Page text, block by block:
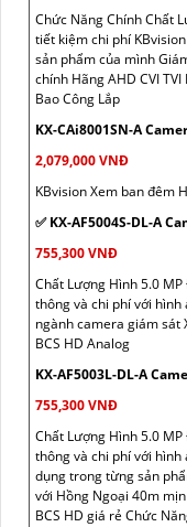
Chức Năng Chính Chất
tiết kiệm chi phí
sản phẩm của mình
chính Hãng AHD CVI
Bao Công Lắp
KX-CAi8001SN-A
2,079,000 VNĐ
KBvision Xem ban đêm
✅ KX-AF5004S-DL-A
755,300 VNĐ
Chất Lượng Hình 5.0
thông và chi phí với
ngành camera giám sát
BCS HD Analog
KX-AF5003L-DL-A
755,300 VNĐ
Chất Lượng Hình 5.0
thông và chi phí với
dụng trong từng sản
với Hồng Ngoại 40m
BCS HD giá rẻ Chức